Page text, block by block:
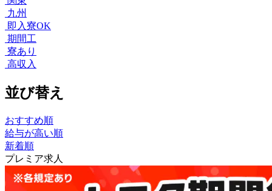
九州
即入寮OK
期間工
寮あり
高収入
並び替え
おすすめ順
給与が高い順
新着順
プレミア求人